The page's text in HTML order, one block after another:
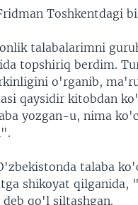
Toshkentdagi
talabalarimni
topshiriq berdim.
o'rganib,
qaysidir kitobdan
yozgan-u, nima
talaba
shikoyat qilganida,
qo'l siltashgan.